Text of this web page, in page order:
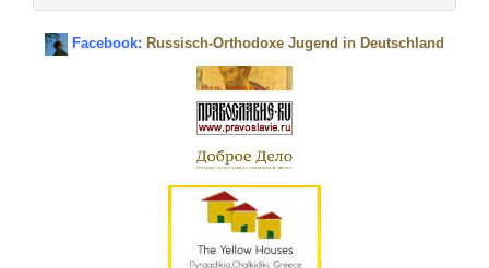
Facebook: Russisch-Orthodoxe Jugend in Deutschland